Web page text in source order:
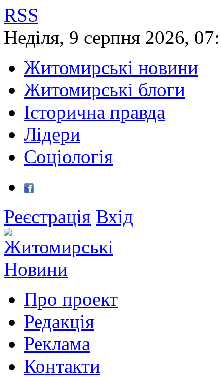
RSS
Неділя, 9 серпня 2026,
Житомирські новини
Житомирські блоги
Історична правда
Лідери
Соціологія
Реєстрація Вхід
Про проект
Редакція
Реклама
Контакти